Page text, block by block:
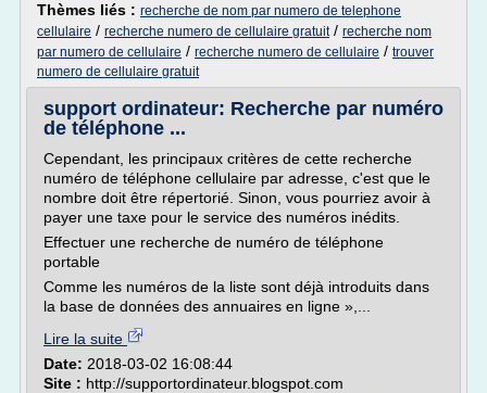
Thèmes liés : recherche de nom par numero de telephone
cellulaire / recherche numero de cellulaire gratuit/ recherche nom
par numero de cellulaire / recherche numero de cellulaire / trouver
numero de cellulaire gratuit
support ordinateur: Recherche par numéro
de téléphone ...
Cependant, les principaux critères de cette recherche
numéro de téléphone cellulaire par adresse, c'est que le
nombre doit être répertorié. Sinon, vous pourriez avoir à
payer une taxe pour le service des numéros inédits.
Effectuer une recherche de numéro de téléphone
portable
Comme les numéros de la liste sont déjà introduits dans
la base de données des annuaires en ligne »,...
Lire la suite
Date: 2018-03-02 16:08:44
Site : http://supportordinateur.blogspot.com